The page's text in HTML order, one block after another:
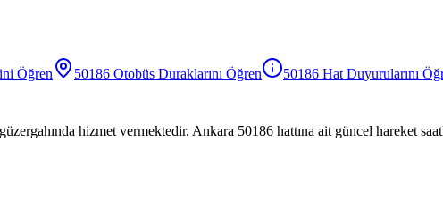
Öğren 50186 Otobüs Duraklarını Öğren 50186 Hat Duyurularını
hizmet vermektedir. Ankara 50186 hattına ait güncel hareket